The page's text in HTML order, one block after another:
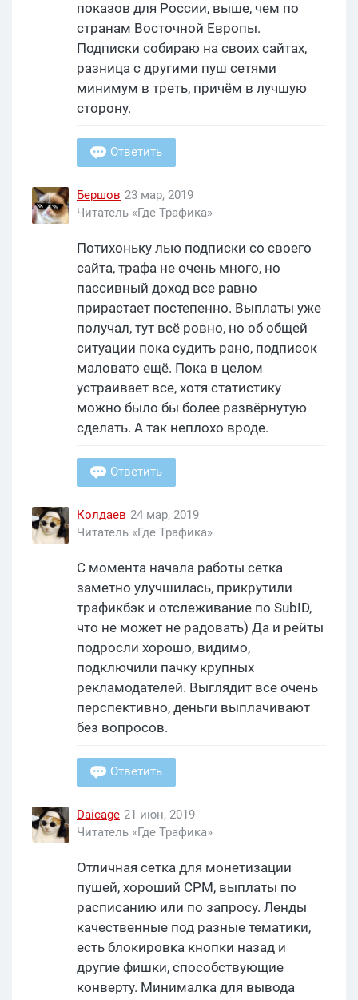
показов для России, выше, чем по
странам Восточной Европы.
Подписки собираю на своих сайтах,
разница с другими пуш сетями
минимум в треть, причём в лучшую
сторону.
Ответить
Бершов 23 мар, 2019
Читатель «Где Трафика»
Потихоньку лью подписки со своего
сайта, трафа не очень много, но
пассивный доход все равно
прирастает постепенно. Выплаты уже
получал, тут всё ровно, но об общей
ситуации пока судить рано, подписок
маловато ещё. Пока в целом
устраивает все, хотя статистику
можно было бы более развёрнутую
сделать. А так неплохо вроде.
Ответить
Колдаев 24 мар, 2019
Читатель «Где Трафика»
С момента начала работы сетка
заметно улучшилась, прикрутили
трафикбэк и отслеживание по SubID,
что не может не радовать) Да и рейты
подросли хорошо, видимо,
подключили пачку крупных
рекламодателей. Выглядит все очень
перспективно, деньги выплачивают
без вопросов.
Ответить
Daicage 21 июн, 2019
Читатель «Где Трафика»
Отличная сетка для монетизации
пушей, хороший CPM, выплаты по
расписанию или по запросу. Ленды
качественные под разные тематики,
есть блокировка кнопки назад и
другие фишки, способствующие
конверту. Минималка для вывода